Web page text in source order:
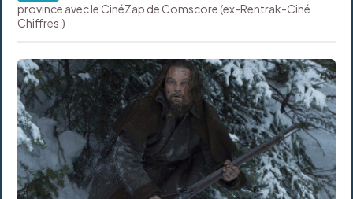
province avec le CinéZap de Comscore (ex-Rentrak-Ciné
Chiffres.)